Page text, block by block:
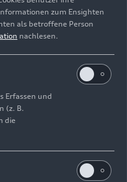
AG
honorarfrei
Hinweisgebersystem
zum Ensighten
als betroffene Person
nachlesen.
Erfassen und
(z. B.
die